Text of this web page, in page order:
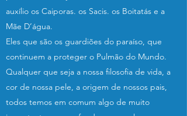
auxílio os Caiporas. os Sacis. os Boitatás e a
Mãe D’água.
Eles que são os guardiões do paraíso, que
continuem a proteger o Pulmão do Mundo.
Qualquer que seja a nossa filosofia de vida, a
cor de nossa pele, a origem de nossos pais,
todos temos em comum algo de muito